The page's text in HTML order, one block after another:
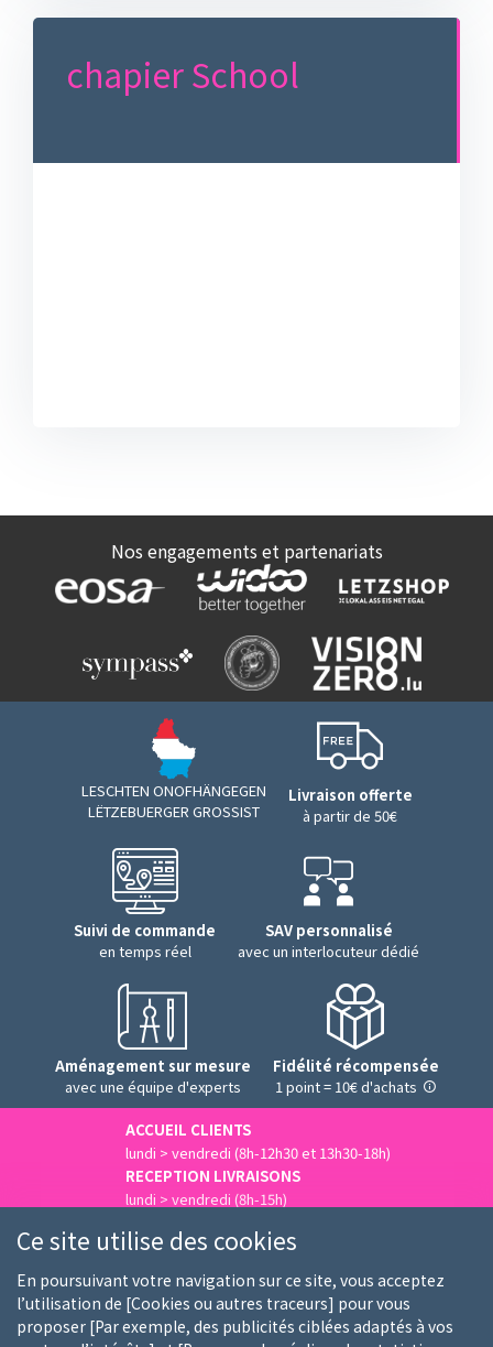
chapier School
Nos engagements et partenariats
LESCHTEN ONOFHÄNGEGEN
LËTZEBUERGER GROSSIST
Livraison offerte
à partir de 50€
Suivi de commande
en temps réel
SAV personnalisé
avec un interlocuteur dédié
Aménagement sur mesure
avec une équipe d'experts
Fidélité récompensée
1 point = 10€ d'achats
ACCUEIL CLIENTS
lundi > vendredi (8h-12h30 et 13h30-18h)
RECEPTION LIVRAISONS
lundi > vendredi (8h-15h)
Qui sommes-nous Nos clients Nos marques
Ce site utilise des cookies
En poursuivant votre navigation sur ce site, vous acceptez
l’utilisation de [Cookies ou autres traceurs] pour vous
proposer [Par exemple, des publicités ciblées adaptés à vos